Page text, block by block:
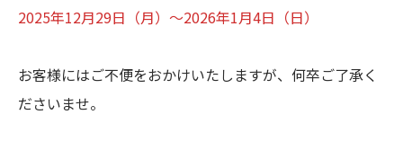
2025年12月29日（月）～2026年1月4日（日）
お客様にはご不便をおかけいたしますが、何卒ご了承く
ださいませ。